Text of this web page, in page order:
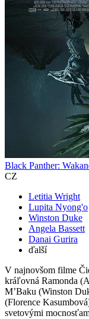
Black Panther:
CZ
Letitia Wright
Lupita Nyong'o
Winston Duke
Angela Bassett
Danai Gurira
ďalší
V najnovšom filme
kráľovná Ramonda
M’Baku (Winston
(Florence
svetovými